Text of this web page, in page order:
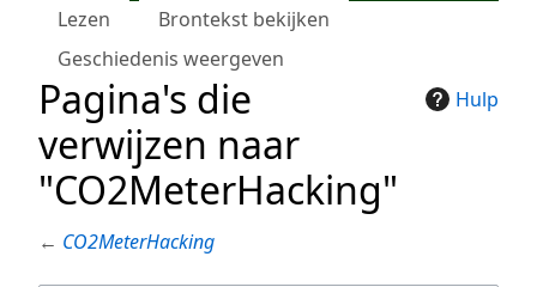
Lezen
Brontekst bekijken
Geschiedenis weergeven
Hulp
Pagina's die
verwijzen naar
"CO2MeterHacking"
← CO2MeterHacking